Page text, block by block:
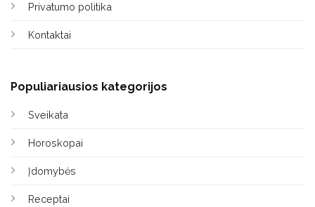
Privatumo politika
Kontaktai
Populiariausios kategorijos
Sveikata
Horoskopai
Įdomybės
Receptai